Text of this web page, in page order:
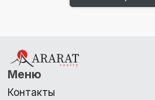
Меню
Контакты